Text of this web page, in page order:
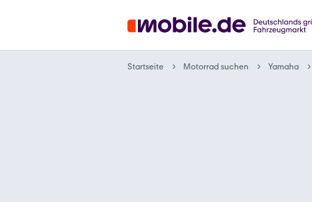
Startseite Motorrad suchen Yamaha